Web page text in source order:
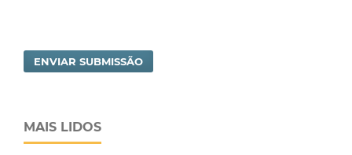
ENVIAR SUBMISSÃO
MAIS LIDOS